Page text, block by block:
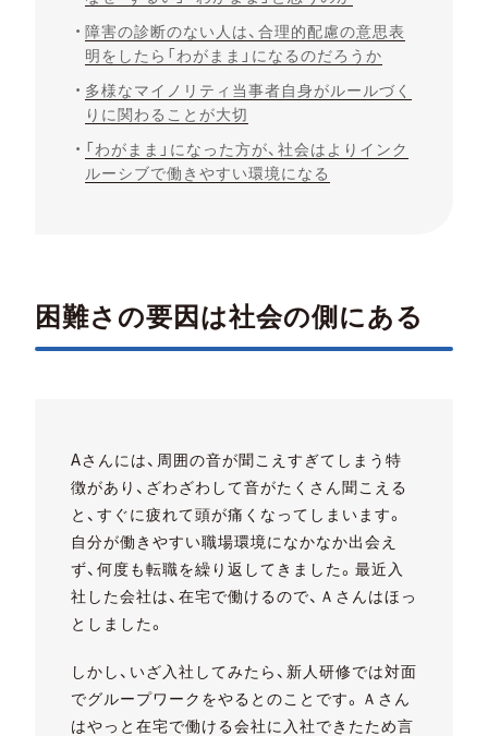
障害の診断のない人は、合理的配慮の意思表
明をしたら「わがまま」になるのだろうか
多様なマイノリティ当事者自身がルールづく
りに関わることが大切
「わがまま」になった方が、社会はよりインク
ルーシブで働きやすい環境になる
困難さの要因は社会の側にある
Aさんには、周囲の音が聞こえすぎてしまう特
徴があり、ざわざわして音がたくさん聞こえる
と、すぐに疲れて頭が痛くなってしまいます。
自分が働きやすい職場環境になかなか出会え
ず、何度も転職を繰り返してきました。最近入
社した会社は、在宅で働けるので、Ａさんはほっ
としました。
しかし、いざ入社してみたら、新人研修では対面
でグループワークをやるとのことです。Ａさん
はやっと在宅で働ける会社に入社できたため言